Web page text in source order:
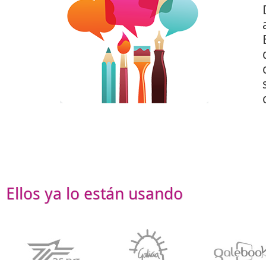
Ellos ya lo están usando